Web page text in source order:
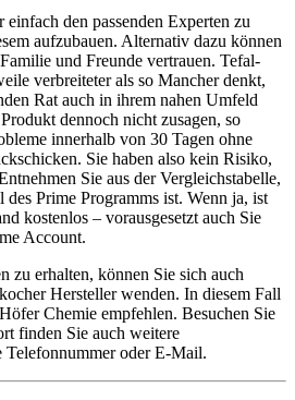
den passenden Experten zu
aufzubauen. Alternativ dazu können
und Freunde vertrauen. Tefal-
verbreiteter als so Mancher denkt,
Rat auch in ihrem nahen Umfeld
dennoch nicht zusagen, so
innerhalb von 30 Tagen ohne
Sie haben also kein Risiko,
Sie aus der Vergleichstabelle,
des Prime Programms ist. Wenn ja, ist
kostenlos – vorausgesetzt auch Sie
Account.
zu erhalten, können Sie sich auch
Hersteller wenden. In diesem Fall
Chemie empfehlen. Besuchen Sie
finden Sie auch weitere
oder E-Mail.